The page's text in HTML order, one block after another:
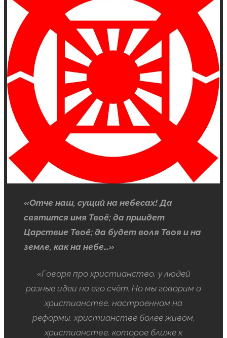
«Отче наш, сущий на небесах! Да
святится имя Твоё; да приидет
Царствие Твоё; да будет воля Твоя и на
земле, как на небе…»
«Говоря про христианство, у людей
разные идеи на его счёт. Но мы говорим о
христианстве, настроенном на
реформы, христианстве более живом,
христианстве, которое ближе к